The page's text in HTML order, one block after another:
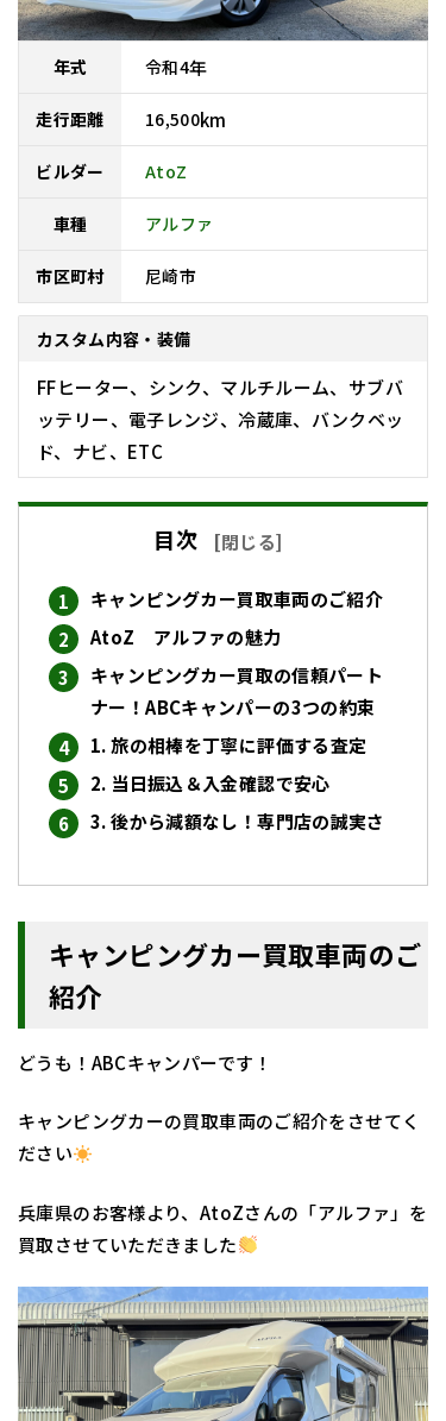
年式 令和4年
走行距離 16,500km
ビルダー AtoZ
車種 アルファ
市区町村 尼崎市
カスタム内容・装備
FFヒーター、シンク、マルチルーム、サブバ
ッテリー、電子レンジ、冷蔵庫、バンクベッ
ド、ナビ、ETC
目次 [閉じる]
キャンピングカー買取車両のご紹介
AtoZ アルファの魅力
キャンピングカー買取の信頼パート
ナー！ABCキャンパーの3つの約束
1. 旅の相棒を丁寧に評価する査定
2. 当日振込＆入金確認で安心
3. 後から減額なし！専門店の誠実さ
キャンピングカー買取車両のご
紹介
どうも！ABCキャンパーです！
キャンピングカーの買取車両のご紹介をさせてく
ださい
兵庫県のお客様より、AtoZさんの「アルファ」を
買取させていただきました